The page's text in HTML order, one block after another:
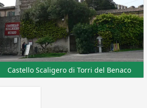
Castello Scaligero di Torri del Benaco